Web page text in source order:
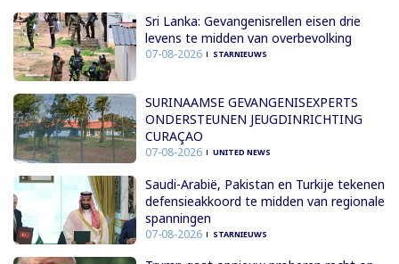
Sri Lanka: Gevangenisrellen eisen drie
levens te midden van overbevolking
07-08-2026 STARNIEUWS
SURINAAMSE GEVANGENISEXPERTS
ONDERSTEUNEN JEUGDINRICHTING
CURAÇAO
07-08-2026 UNITED NEWS
Saudi-Arabië, Pakistan en Turkije tekenen
defensieakkoord te midden van regionale
spanningen
07-08-2026 STARNIEUWS